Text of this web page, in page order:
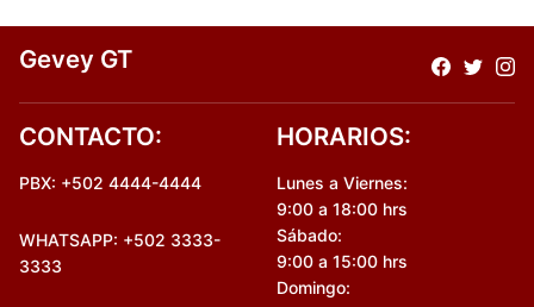
Gevey GT
CONTACTO:
PBX: +502 4444-4444
WHATSAPP: +502 3333-
3333
HORARIOS:
Lunes a Viernes:
9:00 a 18:00 hrs
Sábado:
9:00 a 15:00 hrs
Domingo: